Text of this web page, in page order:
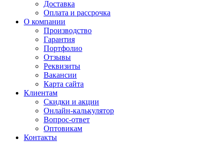
Доставка
Оплата и рассрочка
О компании
Производство
Гарантия
Портфолио
Отзывы
Реквизиты
Вакансии
Карта сайта
Клиентам
Скидки и акции
Онлайн-калькулятор
Вопрос-ответ
Оптовикам
Контакты